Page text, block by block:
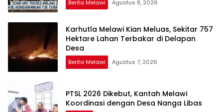
Berita Melawi Agustus 8, 2026
Karhutla Melawi Kian Meluas, Sekitar 757
Hektare Lahan Terbakar di Delapan
Desa
Berita Melawi Agustus 7, 2026
PTSL 2026 Dikebut, Kantah Melawi
Koordinasi dengan Desa Nanga Libas